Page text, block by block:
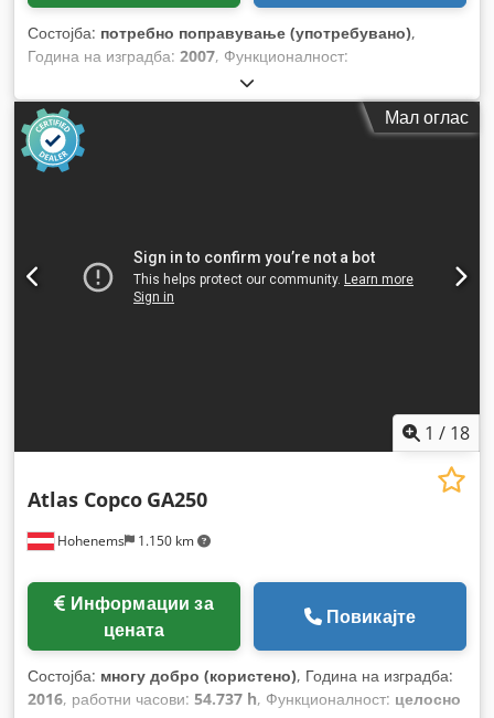
Состојба: потребно поправување (употребувано),
Година на изградба: 2007, Функционалност:
Мал оглас
1 / 18
Hohenems 1.150 km
Atlas Copco GA250
цената
Повикајте
Состојба: многу добро (користено), Година на изградба:
2016, работни часови: 54.737 h, Функционалност: целосно